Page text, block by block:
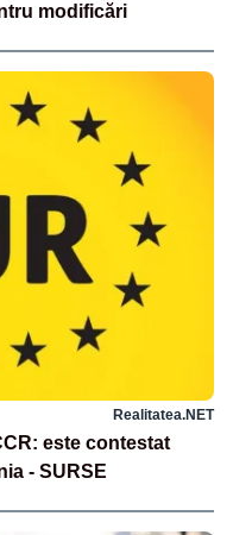
modificări
Realitatea.NET
este contestat
- SURSE